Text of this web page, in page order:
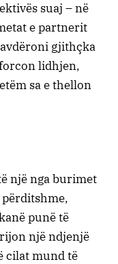
suaj – në
e partnerit
gjithçka
lidhjen,
sa e thellon
një nga burimet
përditshme,
punë të
një ndjenjë
cilat mund të